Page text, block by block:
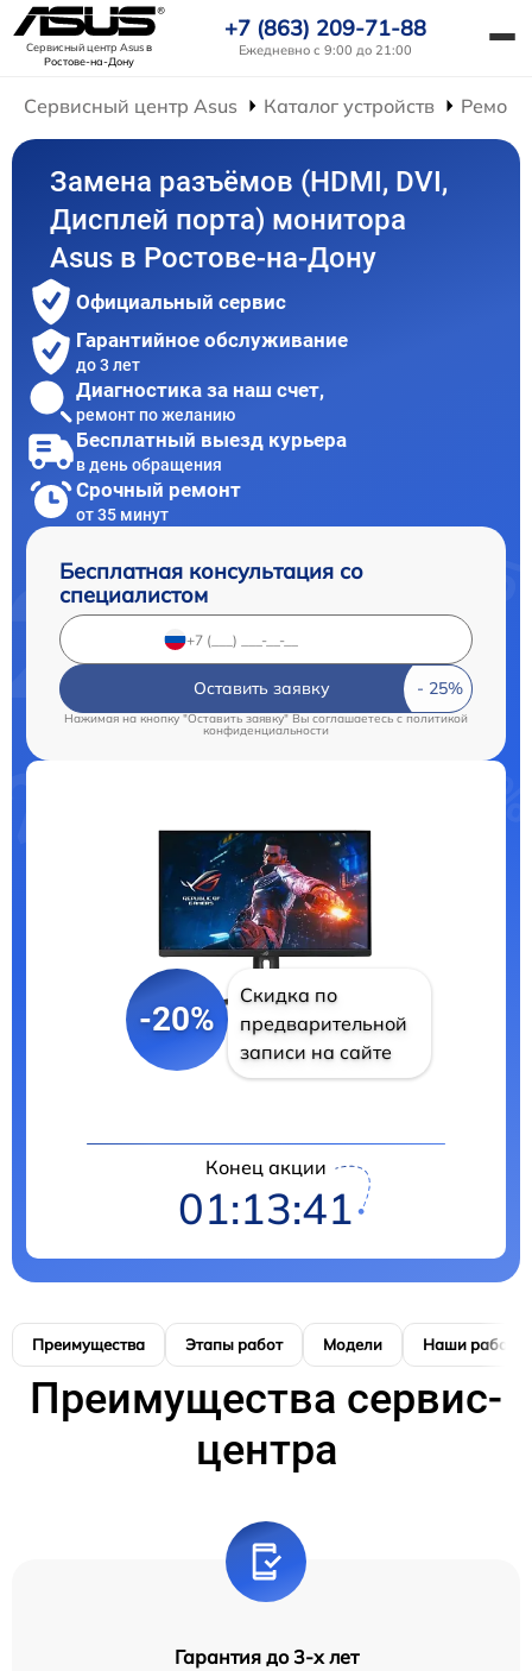
Сервисный центр Asusв
Ростове-на-Дону
+7 (863) 209-71-88
Ежедневно с 9:00 до 21:00
Сервисный центр Asus Каталог устройств
Замена разъёмов (HDMI, DVI,
Дисплей порта) монитора
Asus в Ростове-на-Дону
Официальный сервис
Гарантийное обслуживание
до 3 лет
Диагностика за наш счет,
ремонт по желанию
Бесплатный выезд курьера
в день обращения
Срочный ремонт
от 35 минут
Бесплатная консультация со
специалистом
Оставить заявку
Нажимая на кнопку "Оставить заявку" Вы соглашаетесь c политикой
конфиденциальности
-20%
Скидка по
предварительной
записи на сайте
Конец акции
01:13:41
Преимущества Этапы работ Модели Наши работы
Преимущества сервис-
центра
Гарантия до 3-х лет